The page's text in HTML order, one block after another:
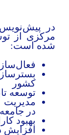
در پیش‌نویس
مرکزی از
شده است:
فعال‌سازی
بسترسازی
کشور
توسعه
مدیریت
در جامعه
بهبود
افزایش